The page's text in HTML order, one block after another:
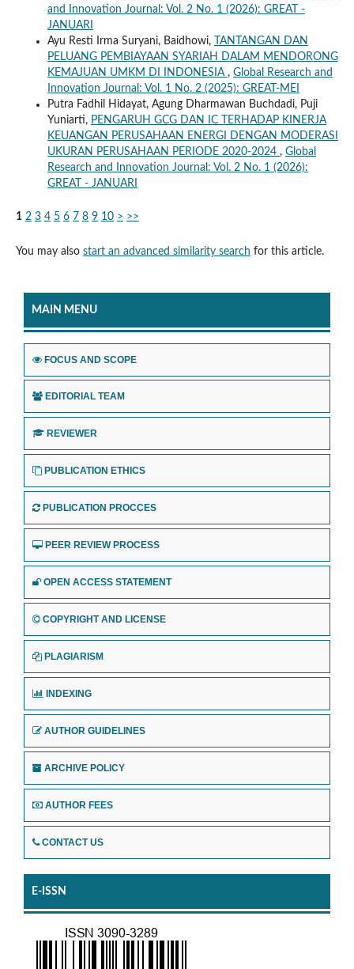
and Innovation Journal: Vol. 2 No. 1 (2026): GREAT -
JANUARI
Ayu Resti Irma Suryani, Baidhowi,
TANTANGAN DAN
PELUANG PEMBIAYAAN SYARIAH DALAM MENDORONG
KEMAJUAN UMKM DI INDONESIA , Global Research and
Innovation Journal: Vol. 1 No. 2 (2025): GREAT-MEI
Putra Fadhil Hidayat, Agung Dharmawan Buchdadi, Puji
Yuniarti, PENGARUH GCG DAN IC TERHADAP KINERJA
KEUANGAN PERUSAHAAN ENERGI DENGAN MODERASI
UKURAN PERUSAHAAN PERIODE 2020-2024 , Global
Research and Innovation Journal: Vol. 2 No. 1 (2026):
GREAT - JANUARI
1 2 3 4 5 6 7 8 9 10 > >>
You may also start an advanced similarity search for this article.
MAIN MENU
FOCUS AND SCOPE
EDITORIAL TEAM
REVIEWER
PUBLICATION ETHICS
PUBLICATION PROCCES
PEER REVIEW PROCESS
OPEN ACCESS STATEMENT
COPYRIGHT AND LICENSE
PLAGIARISM
INDEXING
AUTHOR GUIDELINES
ARCHIVE POLICY
AUTHOR FEES
CONTACT US
E-ISSN